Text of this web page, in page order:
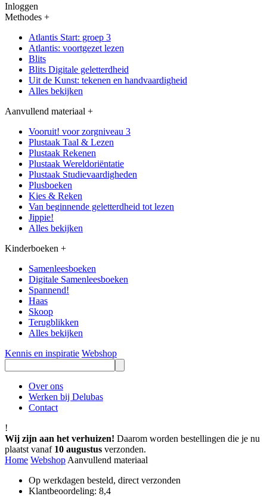
Inloggen
Methodes +
Atlantis Start: groep 3
Atlantis: voortgezet lezen
Blits
Blits Digitale geletterdheid
Uit de Kunst: tekenen en handvaardigheid
Alles bekijken
Aanvullend materiaal +
Vooruit! voor zorgniveau 3
Plustaak Taal & Lezen
Plustaak Rekenen
Plustaak Wereldoriëntatie
Plustaak Studievaardigheden
Plusboeken
Kies & Reken
Van beginnende geletterdheid tot lezen
Jippie!
Alles bekijken
Kinderboeken +
Samenleesboeken
Digitale Samenleesboeken
Spannend!
Haas
Skoop
Terugblikken
Alles bekijken
Kennis en inspiratie Webshop
Over ons
Werken bij Delubas
Contact
!
Wij zijn aan het verhuizen! Daarom worden bestellingen die je nu
plaatst vanaf 10 augustus verzonden.
Home Webshop Aanvullend materiaal
Op werkdagen besteld, direct verzonden
Klantbeoordeling: 8,4